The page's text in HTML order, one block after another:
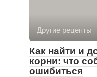
Другие рецепты
Как найти и
корни: что
ошибиться